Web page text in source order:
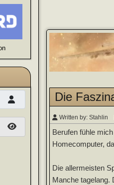
Show Password
Die
Written by: Stahlin
Berufen fühle
Homecomputer,
Die allermeisten
Manche tagelang.